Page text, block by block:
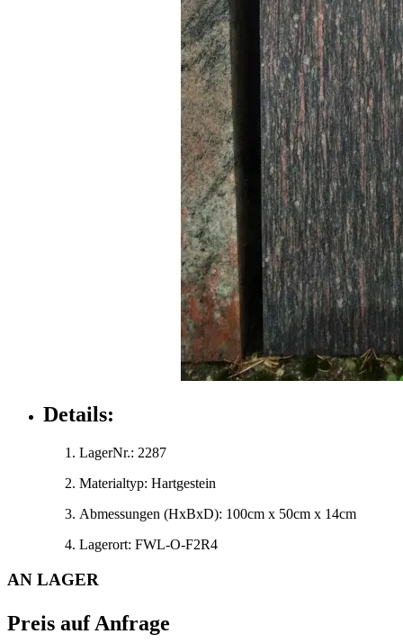
Details:
LagerNr.: 2287
Materialtyp: Hartgestein
Abmessungen (HxBxD): 100cm x 50cm x 14cm
Lagerort: FWL-O-F2R4
AN LAGER
Preis auf Anfrage